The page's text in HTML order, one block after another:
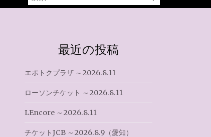
索:
最近の投稿
エポトクプラザ ～2026.8.11
ローソンチケット ～2026.8.11
LEncore ～2026.8.11
チケットJCB ～2026.8.9（愛知）